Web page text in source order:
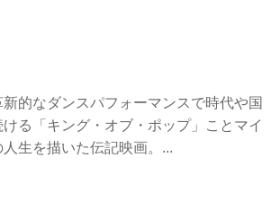
的なダンスパフォーマンスで時代や国
る「キング・オブ・ポップ」ことマイ
生を描いた伝記映画。...